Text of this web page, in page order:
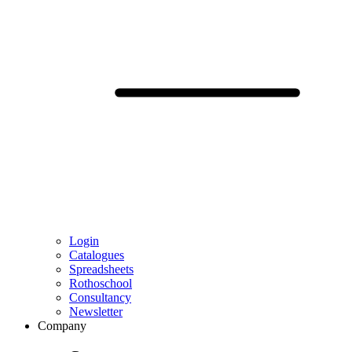
Login
Catalogues
Spreadsheets
Rothoschool
Consultancy
Newsletter
Company